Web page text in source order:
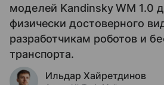
моделей Kandinsky WM 1.0
физически достоверного
разработчикам роботов и
транспорта.
Ильдар Хайретдинов